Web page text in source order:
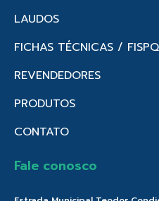
LAUDOS
FICHAS TÉCNICAS / FISPQ
REVENDEDORES
PRODUTOS
CONTATO
Fale conosco